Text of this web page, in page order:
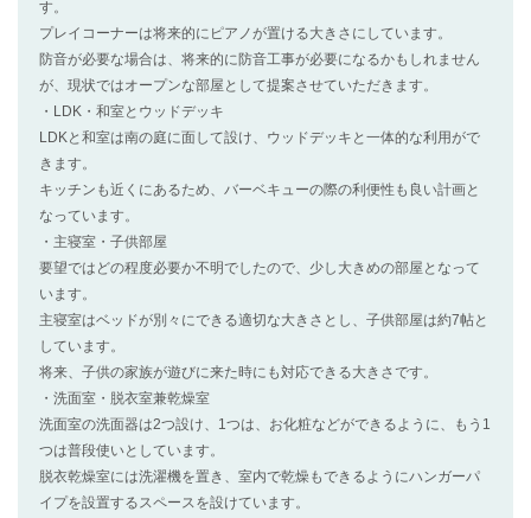
す。
プレイコーナーは将来的にピアノが置ける大きさにしています。
防音が必要な場合は、将来的に防音工事が必要になるかもしれません
が、現状ではオープンな部屋として提案させていただきます。
・LDK・和室とウッドデッキ
LDKと和室は南の庭に面して設け、ウッドデッキと一体的な利用がで
きます。
キッチンも近くにあるため、バーベキューの際の利便性も良い計画と
なっています。
・主寝室・子供部屋
要望ではどの程度必要か不明でしたので、少し大きめの部屋となって
います。
主寝室はベッドが別々にできる適切な大きさとし、子供部屋は約7帖と
しています。
将来、子供の家族が遊びに来た時にも対応できる大きさです。
・洗面室・脱衣室兼乾燥室
洗面室の洗面器は2つ設け、1つは、お化粧などができるように、もう1
つは普段使いとしています。
脱衣乾燥室には洗濯機を置き、室内で乾燥もできるようにハンガーパ
イプを設置するスペースを設けています。